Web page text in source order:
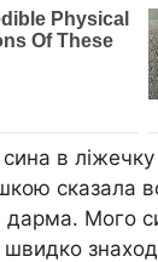
в
сказала
дарма. Мого